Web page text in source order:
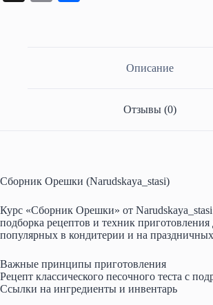
ts
ni
Описание
Отзывы (0)
Сборник Орешки (Narudskaya_stasi)
Курс «Сборник Орешки» от
подборка рецептов и техник
популярных в кондитерии и на праздничных
Важные принципы приготовления
Рецепт классического песочного теста с
Ссылки на ингредиенты и инвентарь